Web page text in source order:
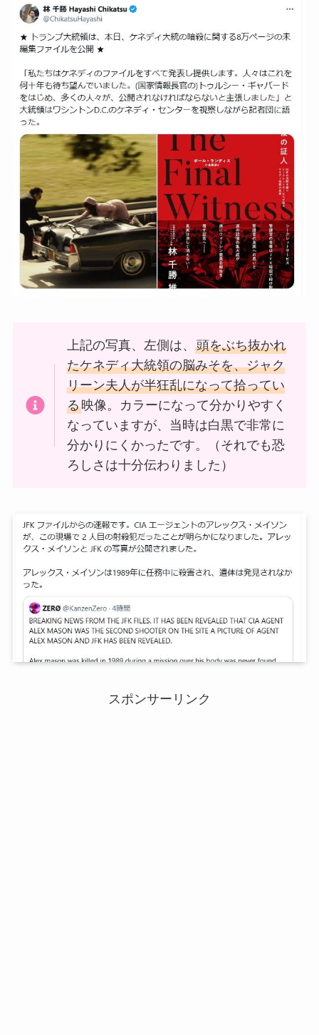
上記の写真、左側は、頭をぶち抜かれ
たケネディ大統領の脳みそを、ジャク
リーン夫人が半狂乱になって拾ってい
る映像。カラーになって分かりやすく
なっていますが、当時は白黒で非常に
分かりにくかったです。（それでも恐
ろしさは十分伝わりました）
スポンサーリンク